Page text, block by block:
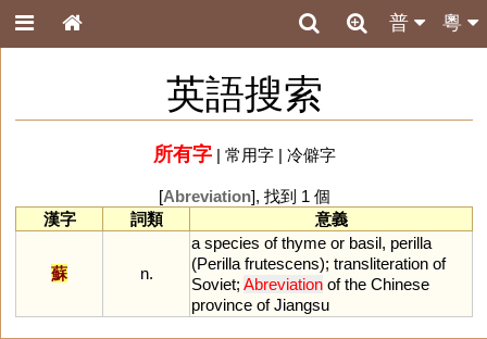
粵
普
英語搜索
所有字| 常用字| 冷僻字
[Abreviation], 找到 1 個
漢字
詞類 意義
蘇 n.
a species of thyme or basil, perilla
(Perilla frutescens); transliteration of
Soviet; Abreviation of the Chinese
province of Jiangsu